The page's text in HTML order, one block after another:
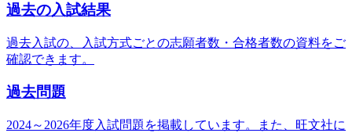
過去の入試結果
過去入試の、入試方式ごとの志願者数・合格者数の資料をご
確認できます。
過去問題
2024～2026年度入試問題を掲載しています。また、旺文社に